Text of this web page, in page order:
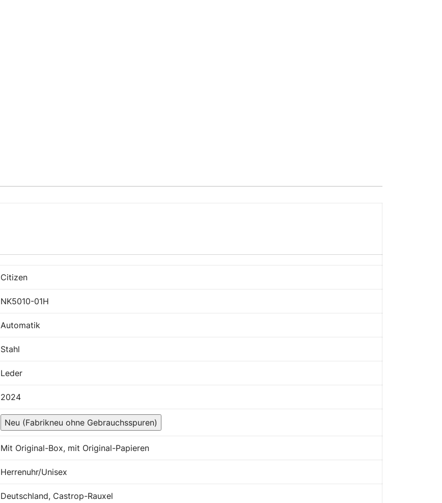
Citizen
NK5010-01H
Automatik
Stahl
Leder
2024
Neu (Fabrikneu ohne Gebrauchsspuren)
Mit Original-Box, mit Original-Papieren
Herrenuhr/Unisex
Deutschland, Castrop-Rauxel